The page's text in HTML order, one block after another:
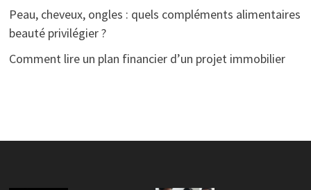
Peau, cheveux, ongles : quels compléments alimentaires
beauté privilégier ?
Comment lire un plan financier d’un projet immobilier